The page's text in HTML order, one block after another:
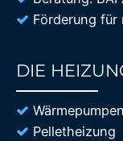
Förderung für
DIE
Wärmepumpen
Pelletheizung